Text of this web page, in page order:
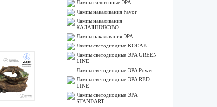
Лампы галогенные ЭРА
Лампы накаливания Favor
Лампы накаливания
КАЛАШНИКОВО
Лампы накаливания ЭРА
Лампы светодиодные KODAK
Лампы светодиодные ЭРА GREEN
LINE
Лампы светодиодные ЭРА Power
Лампы светодиодные ЭРА RED
LINE
Лампы светодиодные ЭРА
STANDART